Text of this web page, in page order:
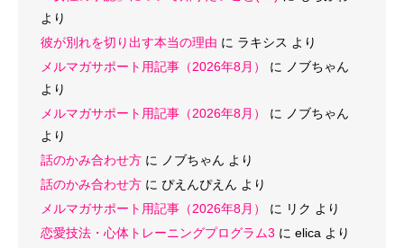
より
彼が別れを切り出す本当の理由 に ラキシス より
メルマガサポート用記事（2026年8月）
に
ノブちゃん
より
メルマガサポート用記事（2026年8月）
に
ノブちゃん
より
話のかみ合わせ方 に ノブちゃん より
話のかみ合わせ方 に ぴえんぴえん より
メルマガサポート用記事（2026年8月）
に リク より
恋愛技法・心体トレーニングプログラム3 に elica より